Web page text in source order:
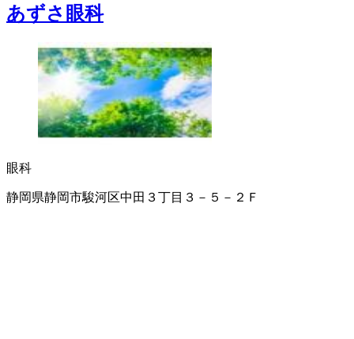
あずさ眼科
眼科
静岡県静岡市駿河区中田３丁目３－５－２Ｆ